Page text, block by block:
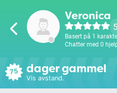
Veronica
Basert på 1
Chatter med 0
75 dager gammel
Vis avstand.